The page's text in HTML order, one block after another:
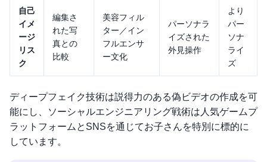
自己
イメ
ージ
リス
ク
編集さ
れた写
真との
比較
美容フィル
ター／イン
フルエンサ
ー文化
パーソナラ
イズされた
外見操作
より
パー
ソナ
ライ
ズ
ディープフェイク技術は説得力のある偽ビデオの作成を可
能にし、ソーシャルエンジニアリング戦術は人気ゲームプ
ラットフォームとSNSを通じてお子さんを特別に標的に
しています。